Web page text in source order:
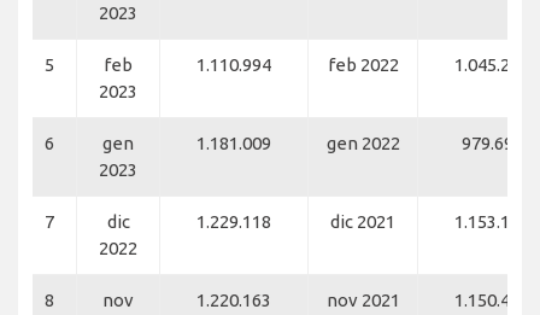
2023
5
feb
2023
1.110.994 feb 2022 1.045.272
6
gen
2023
1.181.009 gen 2022 979.694
7
dic
2022
1.229.118 dic 2021 1.153.109
8
nov
1.220.163 nov 2021 1.150.469